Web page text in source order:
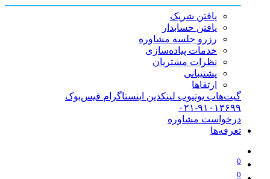
یافتن شریک
یافتن حسابدار
رزرو جلسه مشاوره
خدمات پیاده‌سازی
نظرات مشتریان
پشتیبانی
ارتقاها
گیت‌هاب یوتیوب لینکدین اینستاگرام فیس‌بوک
۰۲۱-۹۱۰۱۳۶۹۹
درخواست مشاوره
تعرفه‌ها
0
0